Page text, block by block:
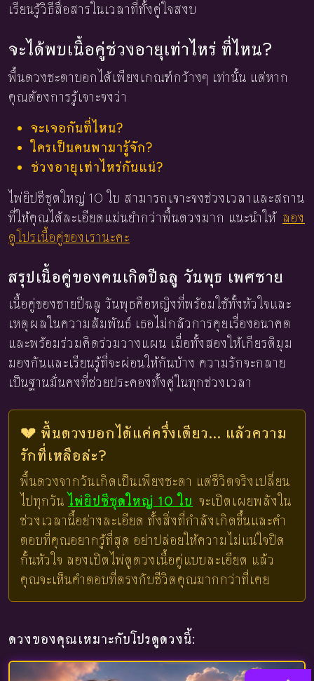
เรียนรู้วิธีสื่อสารในเวลาที่ทั้งคู่ใจสงบ
จะได้พบเนื้อคู่ช่วงอายุเท่าไหร่ ที่ไหน?
พื้นดวงชะตาบอกได้เพียงเกณฑ์กว้างๆ เท่านั้น แต่หาก
คุณต้องการรู้เจาะจงว่า
จะเจอกันที่ไหน?
ใครเป็นคนพามารู้จัก?
ช่วงอายุเท่าไหร่กันแน่?
ไพ่ยิปซีชุดใหญ่ 10 ใบ สามารถเจาะจงช่วงเวลาและสถาน
ที่ให้คุณได้ละเอียดแม่นยำกว่าพื้นดวงมาก แนะนำให้ ลอง
ดูโปรเนื้อคู่ของเรานะคะ
สรุปเนื้อคู่ของคนเกิดปีฉลู วันพุธ เพศชาย
เนื้อคู่ของชายปีฉลู วันพุธคือหญิงที่พร้อมใช้ทั้งหัวใจและ
เหตุผลในความสัมพันธ์ เธอไม่กลัวการคุยเรื่องอนาคต
และพร้อมร่วมคิดร่วมวางแผน เมื่อทั้งสองให้เกียรติมุม
มองกันและเรียนรู้ที่จะผ่อนให้กันบ้าง ความรักจะกลาย
เป็นฐานมั่นคงที่ช่วยประคองทั้งคู่ในทุกช่วงเวลา
💔 พื้นดวงบอกได้แค่ครึ่งเดียว... แล้วความ
รักที่เหลือล่ะ?
พื้นดวงจากวันเกิดเป็นเพียงชะตา แต่ชีวิตจริงเปลี่ยน
ไปทุกวัน ไพ่ยิปซีชุดใหญ่ 10 ใบ จะเปิดเผยพลังใน
ช่วงเวลานี้อย่างละเอียด ทั้งสิ่งที่กำลังเกิดขึ้นและคำ
ตอบที่คุณอยากรู้ที่สุด อย่าปล่อยให้ความไม่แน่ใจปิด
กั้นหัวใจ ลองเปิดไพ่ดูดวงเนื้อคู่แบบละเอียด แล้ว
คุณจะเห็นคำตอบที่ตรงกับชีวิตคุณมากกว่าที่เคย
ดวงของคุณเหมาะกับโปรดูดวงนี้: